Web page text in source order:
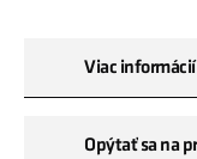
Viac informácií
Opýtať sa na